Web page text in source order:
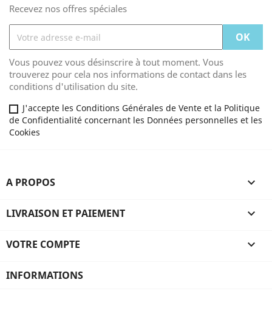
Recevez nos offres spéciales
Vous pouvez vous désinscrire à tout moment. Vous
trouverez pour cela nos informations de contact dans les
conditions d'utilisation du site.
J'accepte les Conditions Générales de Vente et la Politique
de Confidentialité concernant les Données personnelles et les
Cookies
A PROPOS 
LIVRAISON ET PAIEMENT 
VOTRE COMPTE 
INFORMATIONS